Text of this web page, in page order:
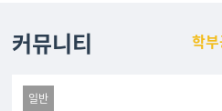
커뮤니티 학
일반